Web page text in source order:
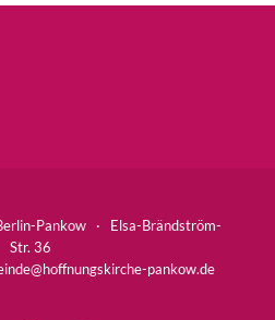
Pankow · Elsa-Brändström-
Str. 36
pankow.de